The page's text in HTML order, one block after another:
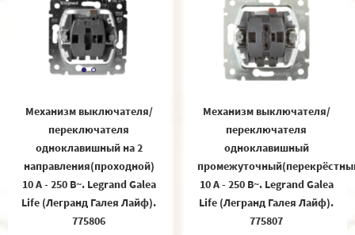
Механизм выключателя/
переключателя
одноклавишный на 2
направления(проходной)
10 A - 250 В~. Legrand Galea
Life (Легранд Галея Лайф).
775806
Механизм выключателя/
переключателя
одноклавишный
10 A - 250 В~. Legrand Galea
Life (Легранд Галея Лайф).
775807